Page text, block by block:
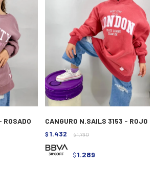
CANGURO N.SAILS 3153 - ROJO
$ 1.432 $ 1.790
$ 1.289